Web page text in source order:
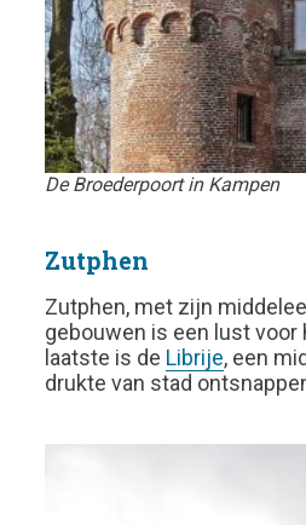
De Broederpoort in Kampen
Zutphen
Zutphen, met zijn
gebouwen is een lust voor
laatste is de Librije, een
drukte van stad